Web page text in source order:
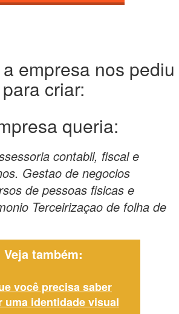
empresa nos pediu
para criar:
queria:
contabil, fiscal e
Gestao de negocios
de pessoas fisicas e
Terceirizaçao de folha de
Veja também:
você precisa saber
uma identidade visual